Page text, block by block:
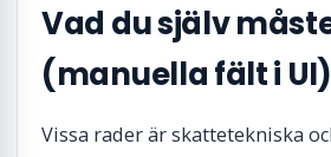
Vad du själv
(manuella fält i UI)
Vissa rader är skattetekniska